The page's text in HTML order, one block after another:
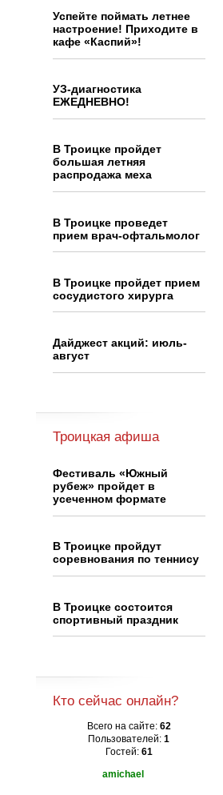
Успейте поймать летнее
настроение! Приходите в
кафе «Каспий»!
УЗ-диагностика
ЕЖЕДНЕВНО!
В Троицке пройдет
большая летняя
распродажа меха
В Троицке проведет
прием врач-офтальмолог
В Троицке пройдет прием
сосудистого хирурга
Дайджест акций: июль-
август
Троицкая афиша
Фестиваль «Южный
рубеж» пройдет в
усеченном формате
В Троицке пройдут
соревнования по теннису
В Троицке состоится
спортивный праздник
Кто сейчас онлайн?
Всего на сайте: 62
Пользователей: 1
Гостей: 61
amichael